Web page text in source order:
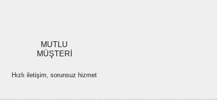
MUTLU
MÜŞTERİ
Hızlı iletişim, sorunsuz hizmet